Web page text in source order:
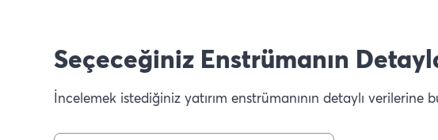
Seçeceğiniz Enstrümanın
İncelemek istediğiniz yatırım enstrümanının detaylı verilerine